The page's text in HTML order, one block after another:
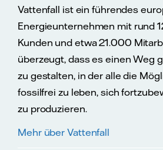
Vattenfall ist ein führendes
Energieunternehmen mit rund
Kunden und etwa 21.000
überzeugt, dass es einen Weg
zu gestalten, in der alle die
fossilfrei zu leben, sich
zu produzieren.
Mehr über Vattenfall